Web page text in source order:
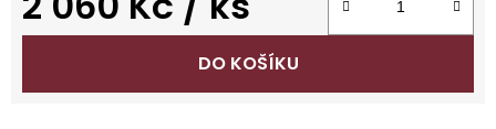
Měrná cena:
DO KOŠÍKU